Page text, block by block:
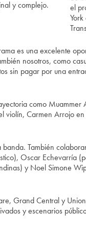
y complejo.
el
es una excelente
nosotros, como
sin pagar por una
como Muammer
violín, Carmen Arrojo
También
Oscar Echevarría
y Noel Simone
Grand Central y
y escenarios